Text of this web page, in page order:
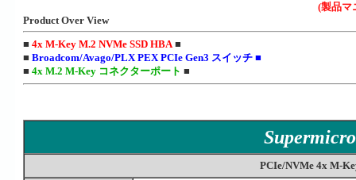
(製品マ
Product Over View
■4x M-Key M.2 NVMe SSD HBA■
■Broadcom/Avago/PLX PEX PCIe Gen3 スイッチ ■
■4x M.2 M-Key コネクターポート ■
PCIe/NVMe 4x M-